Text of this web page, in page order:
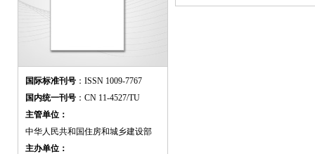
国际标准刊号 ：ISSN 1009-7767
国内统一刊号 ：CN 11-4527/TU
主管单位：
中华人民共和国住房和城乡建设部
主办单位：